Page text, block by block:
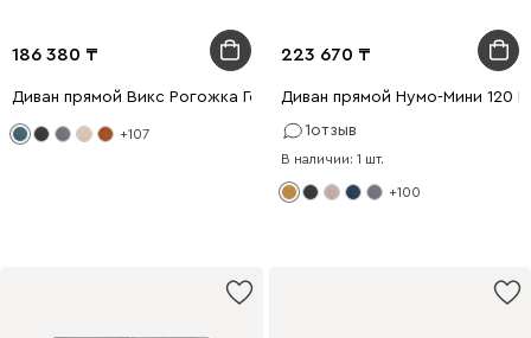
186 380
Диван прямой Викс Рогожка Голубой
+107
223 670
Диван прямой Нумо-Мини 120
1отзыв
В наличии: 1 шт.
+100